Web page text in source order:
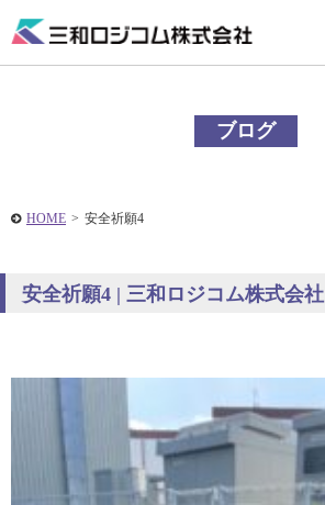
ブログ
HOME > 安全祈願4
安全祈願4 | 三和ロジコム株式会社